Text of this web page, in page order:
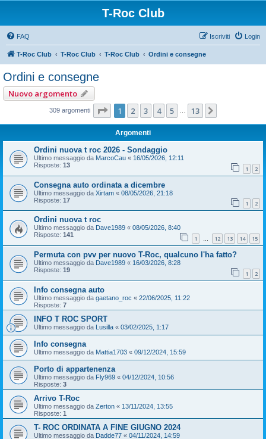
T-Roc Club
FAQ Login
Iscriviti
T-Roc Club T-Roc Club T-Roc Club Ordini e consegne
Ordini e consegne
Nuovo argomento
309 argomenti Pagina di 13
1 2 3 4 5 13
Argomenti
Ordini nuova t roc 2026 - Sondaggio
Ultimo messaggio da MarcoCau « 16/05/2026, 12:11
Risposte: 13 1 2
Consegna auto ordinata a dicembre
Ultimo messaggio da Xirtam « 08/05/2026, 21:18
Risposte: 17 1 2
Ordini nuova t roc
Ultimo messaggio da Dave1989 « 08/05/2026, 8:40
Risposte: 141 1 … 12 13 14 15
Permuta con pvv per nuovo T-Roc, qualcuno l'ha fatto?
Ultimo messaggio da Dave1989 « 16/03/2026, 8:28
Risposte: 19 1 2
Info consegna auto
Ultimo messaggio da gaetano_roc « 22/06/2025, 11:22
Risposte: 7
INFO T ROC SPORT
Ultimo messaggio da Lusilla « 03/02/2025, 1:17
Info consegna
Ultimo messaggio da Mattia1703 « 09/12/2024, 15:59
Porto di appartenenza
Ultimo messaggio da Fly969 « 04/12/2024, 10:56
Risposte: 3
Arrivo T-Roc
Ultimo messaggio da Zerton « 13/11/2024, 13:55
Risposte: 1
T- ROC ORDINATA A FINE GIUGNO 2024
Ultimo messaggio da Dadde77 « 04/11/2024, 14:59